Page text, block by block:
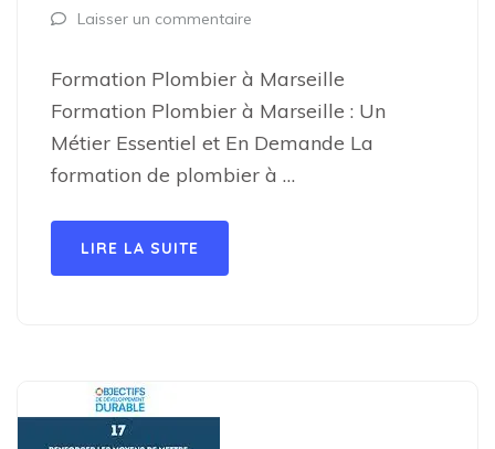
Laisser un commentaire
Formation Plombier à Marseille
Formation Plombier à Marseille : Un
Métier Essentiel et En Demande La
formation de plombier à …
LIRE LA SUITE